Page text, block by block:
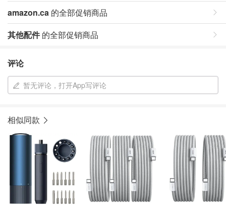
amazon.ca 的全部促销商品
其他配件的全部促销商品
评论
暂无评论，打开App写评论
相似同款